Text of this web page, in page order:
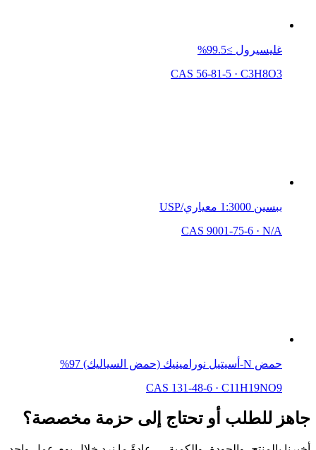
غليسيرول ≥99.5%
CAS 56-81-5 · C3H8O3
ببسين 1:3000 معياري/USP
CAS 9001-75-6 · N/A
حمض N-أسيتيل نورامينيك (حمض السياليك) 97%
CAS 131-48-6 · C11H19NO9
جاهز للطلب أو تحتاج إلى حزمة مخصصة؟